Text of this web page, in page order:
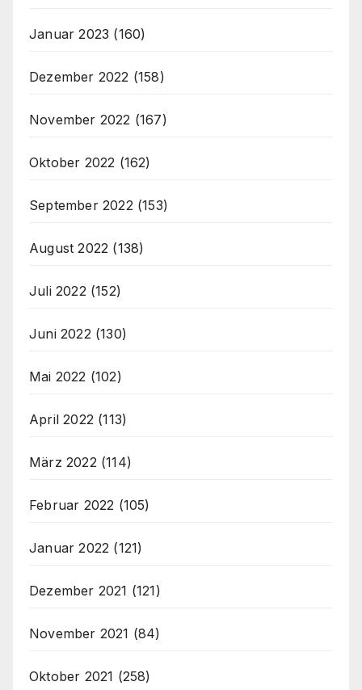
Januar 2023 (160)
Dezember 2022 (158)
November 2022 (167)
Oktober 2022 (162)
September 2022 (153)
August 2022 (138)
Juli 2022 (152)
Juni 2022 (130)
Mai 2022 (102)
April 2022 (113)
März 2022 (114)
Februar 2022 (105)
Januar 2022 (121)
Dezember 2021 (121)
November 2021 (84)
Oktober 2021 (258)